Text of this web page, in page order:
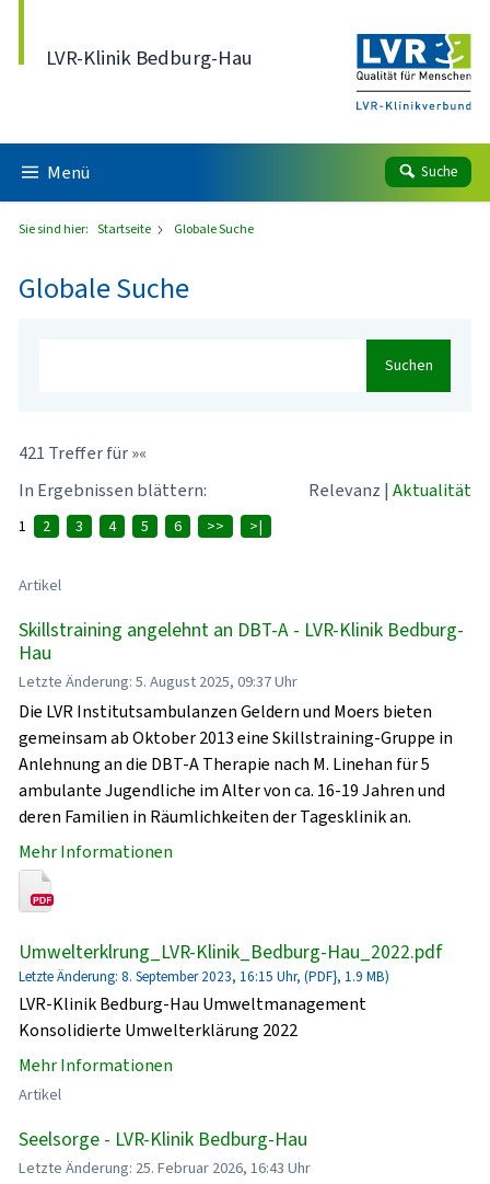
LVR-Klinik Bedburg-Hau
Menü Suche
Sie sind hier: Startseite Globale Suche
Globale Suche
Suchen
421 Treffer für »«
In Ergebnissen blättern:
Relevanz | Aktualität
1 2 3 4 5 6 >> >|
Artikel
Skillstraining angelehnt an DBT-A - LVR-Klinik Bedburg-
Hau
Letzte Änderung: 5. August 2025, 09:37 Uhr
Die LVR Institutsambulanzen Geldern und Moers bieten
gemeinsam ab Oktober 2013 eine Skillstraining-Gruppe in
Anlehnung an die DBT-A Therapie nach M. Linehan für 5
ambulante Jugendliche im Alter von ca. 16-19 Jahren und
deren Familien in Räumlichkeiten der Tagesklinik an.
Mehr Informationen
Umwelterklrung_LVR-Klinik_Bedburg-Hau_2022.pdf
Letzte Änderung: 8. September 2023, 16:15 Uhr, (PDF}, 1.9 MB)
LVR-Klinik Bedburg-Hau Umweltmanagement
Konsolidierte Umwelterklärung 2022
Mehr Informationen
Artikel
Seelsorge - LVR-Klinik Bedburg-Hau
Letzte Änderung: 25. Februar 2026, 16:43 Uhr